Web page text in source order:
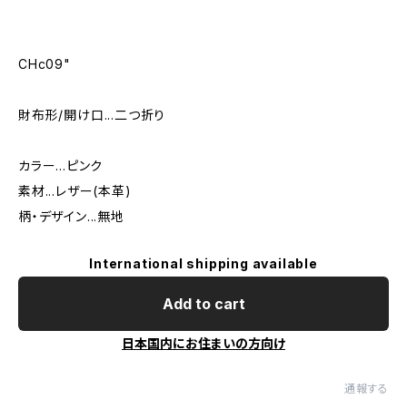
CHc09"
財布形/開け口...二つ折り
カラー...ピンク
素材...レザー(本革)
柄・デザイン...無地
International shipping available
Add to cart
日本国内にお住まいの方向け
通報する